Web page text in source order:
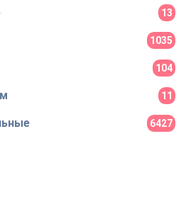
13
1035
104
11
6427